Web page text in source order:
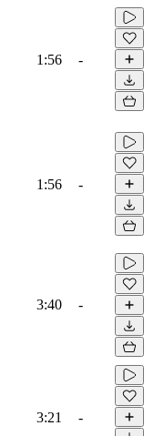
1:56 -
1:56 -
3:40 -
3:21 -